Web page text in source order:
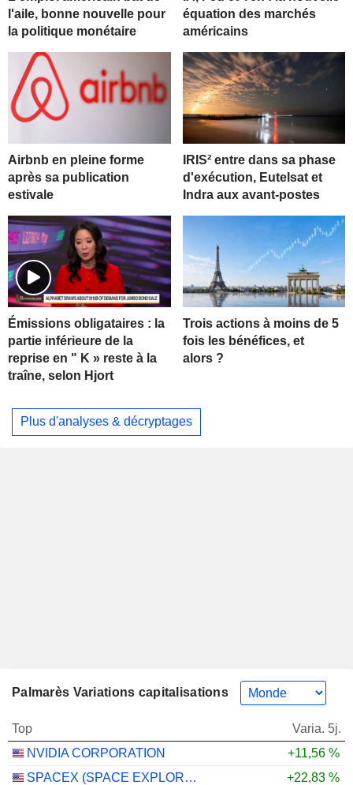
l'aile, bonne nouvelle pour
la politique monétaire
équation des marchés
américains
Airbnb en pleine forme
après sa publication
estivale
IRIS² entre dans sa phase
d'exécution, Eutelsat et
Indra aux avant-postes
Émissions obligataires : la
partie inférieure de la
reprise en " K » reste à la
traîne, selon Hjort
Trois actions à moins de 5
fois les bénéfices, et
alors ?
Plus d'analyses & décryptages
Palmarès Variations capitalisations
Top
Varia. 5j.
NVIDIA CORPORATION
+11,56 %
SPACEX (SPACE EXPLORATION TECHNOLOGIES)
+22,83 %